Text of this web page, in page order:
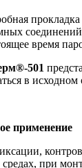
прокладка
время
501
в
применение
при